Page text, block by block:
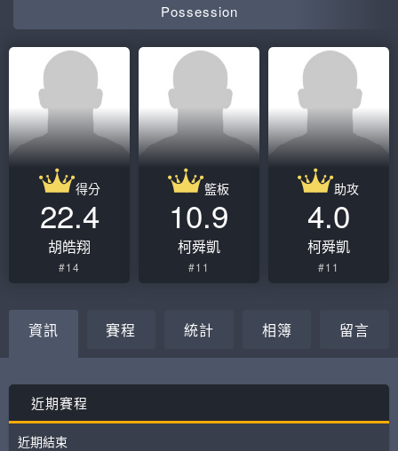
Possession
得分
22.4
胡皓翔
#14
籃板
10.9
柯舜凱
#11
助攻
4.0
柯舜凱
#11
資訊 賽程 統計 相簿 留言
近期賽程
近期結束